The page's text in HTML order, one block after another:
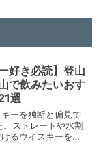
好き必読】登山
で飲みたいおす
選
ーを独断と偏見で
ストレートや水割
るウイスキーを中